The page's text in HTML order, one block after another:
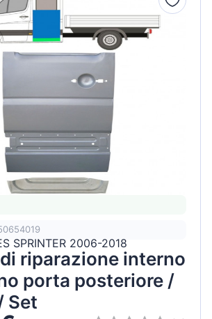
SPRINTER 2006-2018
riparazione interno
porta posteriore /
Set